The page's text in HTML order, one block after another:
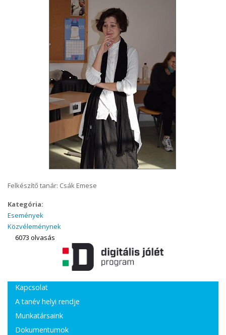
Felkészítő tanár: Csák Emese
Kategória:
Események
Közvéleménynek
6073 olvasás
Kapcsolat
A tanév helyi rendje
Munkatársaink
Dokumentumok